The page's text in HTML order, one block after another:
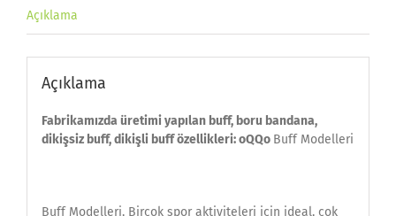
Açıklama
Açıklama
Fabrikamızda üretimi yapılan buff, boru bandana,
dikişsiz buff, dikişli buff özellikleri: oQQo Buff Modelleri
Buff Modelleri, Birçok spor aktiviteleri için ideal, çok